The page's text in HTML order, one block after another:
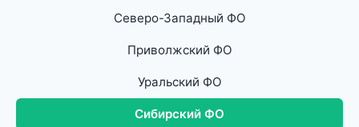
Северо-Западный ФО
Приволжский ФО
Уральский ФО
Сибирский ФО